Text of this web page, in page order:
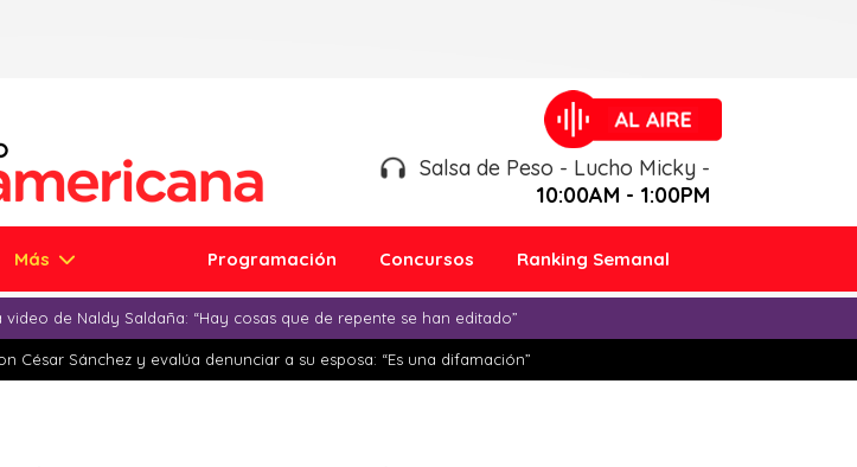
Salsa de Peso - Lucho Micky -
10:00AM - 1:00PM
Más Programación Concursos Ranking Semanal
de Naldy Saldaña: “Hay cosas que de repente se han editado”
César Sánchez y evalúa denunciar a su esposa: “Es una difamación”